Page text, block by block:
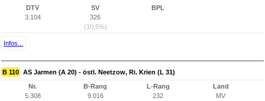
DTV
3.104
SV
326
(10,5%)
BPL
Infos...
B 110 AS Jarmen (A 20) - östl. Neetzow, Ri. Krien (L 31)
Nr.
5.308
B-Rang
9.016
L-Rang
232
Land
MV